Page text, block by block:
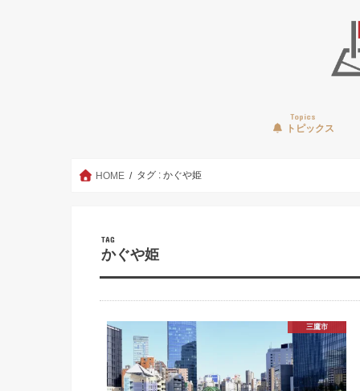
Topics
トピックス
HOME タグ : かぐや姫
TAG
かぐや姫
三鷹市